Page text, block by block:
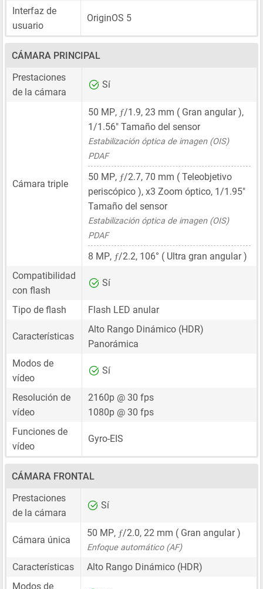
Interfaz de
usuario
OriginOS 5
CÁMARA PRINCIPAL
Prestaciones
de la cámara
Sí
Cámara triple
50 MP, ƒ/1.9, 23 mm ( Gran angular ),
1/1.56" Tamaño del sensor
Estabilización óptica de imagen (OIS)
PDAF
50 MP, ƒ/2.7, 70 mm ( Teleobjetivo
periscópico ), x3 Zoom óptico, 1/1.95"
Tamaño del sensor
Estabilización óptica de imagen (OIS)
PDAF
8 MP, ƒ/2.2, 106° ( Ultra gran angular )
Compatibilidad
con flash
Sí
Tipo de flash Flash LED anular
Características
Alto Rango Dinámico (HDR)
Panorámica
Modos de
vídeo
Sí
Resolución de
vídeo
2160p @ 30 fps
1080p @ 30 fps
Funciones de
vídeo
Gyro-EIS
CÁMARA FRONTAL
Prestaciones
de la cámara
Sí
Cámara única
50 MP, ƒ/2.0, 22 mm ( Gran angular )
Enfoque automático (AF)
Características
Alto Rango Dinámico (HDR)
Modos de